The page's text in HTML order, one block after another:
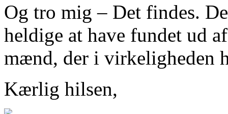
Og tro mig – Det findes.
heldige at have fundet ud
mænd, der i virkeligheden
Kærlig hilsen,